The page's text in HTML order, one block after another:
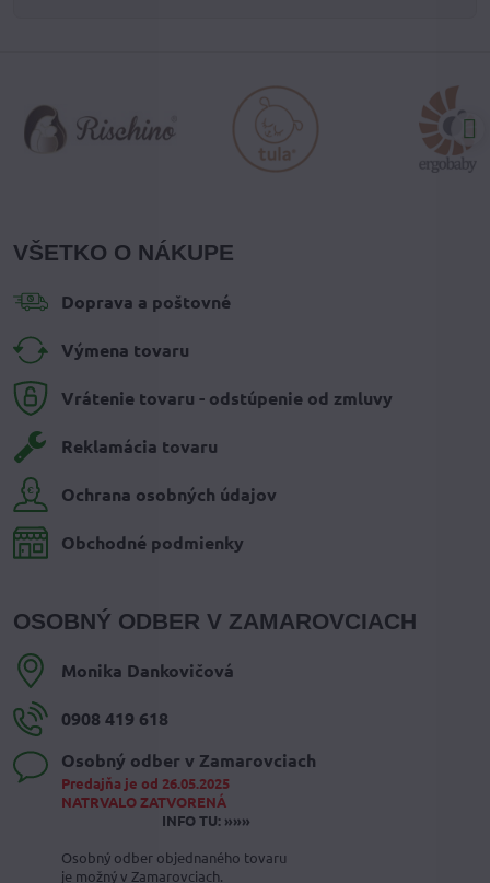
VŠETKO O NÁKUPE
Doprava a poštovné
Výmena tovaru
Vrátenie tovaru - odstúpenie od zmluvy
Reklamácia tovaru
Ochrana osobných údajov
Obchodné podmienky
OSOBNÝ ODBER V ZAMAROVCIACH
Monika Dankovičová
0908 419 618
Osobný odber v Zamarovciach
Predajňa je od 26.05.2025
NATRVALO ZATVORENÁ
INFO TU: »»»
Osobný odber objednaného tovaru
je možný v Zamarovciach.